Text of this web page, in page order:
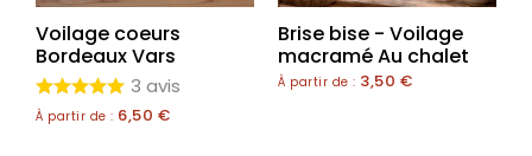
Voilage coeurs
Bordeaux Vars
3 avis
À partir de : 6,50 €
Brise bise - Voilage
macramé Au chalet
À partir de : 3,50 €